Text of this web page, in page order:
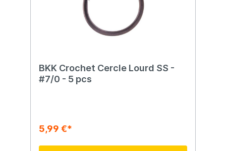
exerçant une pression sur la canne et la
ligne de pêche. Cela pourrait entraîner un
lancé de l'appât ou du poids en direction
du pêcheur. Utilisez toujours vos mains
pour libérer l'appât ou le poids.
BKK Crochet Cercle Lourd SS -
#7/0 - 5 pcs
5,99 €*